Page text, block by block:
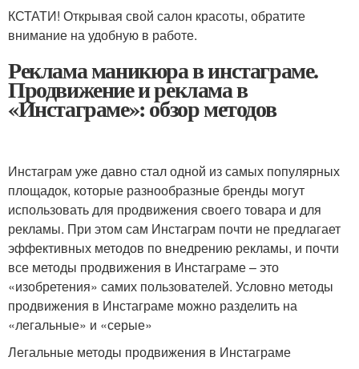
КСТАТИ! Открывая свой салон красоты, обратите
внимание на удобную в работе.
Реклама маникюра в инстаграме.
Продвижение и реклама в
«Инстаграме»: обзор методов
Инстаграм уже давно стал одной из самых популярных
площадок, которые разнообразные бренды могут
использовать для продвижения своего товара и для
рекламы. При этом сам Инстаграм почти не предлагает
эффективных методов по внедрению рекламы, и почти
все методы продвижения в Инстаграме – это
«изобретения» самих пользователей. Условно методы
продвижения в Инстаграме можно разделить на
«легальные» и «серые»
Легальные методы продвижения в Инстаграме